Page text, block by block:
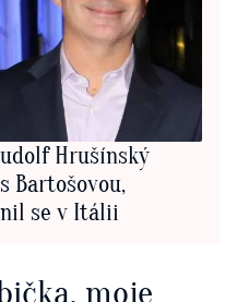
Hrušínský
Bartošovou,
se v Itálii
moje